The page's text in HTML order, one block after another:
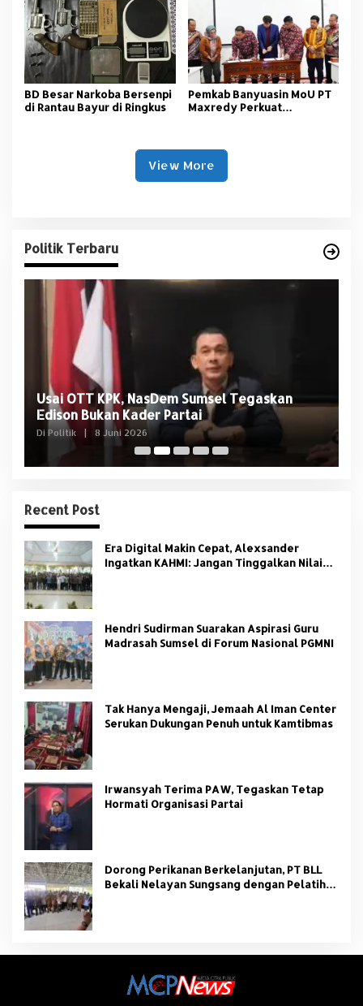
BD Besar Narkoba Bersenpi
di Rantau Bayur di Ringkus
Pemkab Banyuasin MoU PT
Maxredy Perkuat
View More
Politik Terbaru
Usai OTT KPK, NasDem Sumsel Tegaskan
Edison Bukan Kader Partai
Di Politik | 8 Juni 2026
Recent Post
Era Digital Makin Cepat, Alexsander
Ingatkan KAHMI: Jangan Tinggalkan Nilai
Hendri Sudirman Suarakan Aspirasi Guru
Madrasah Sumsel di Forum Nasional PGMNI
Tak Hanya Mengaji, Jemaah Al Iman Center
Serukan Dukungan Penuh untuk Kamtibmas
Irwansyah Terima PAW, Tegaskan Tetap
Hormati Organisasi Partai
Dorong Perikanan Berkelanjutan, PT BLL
Bekali Nelayan Sungsang dengan Pelatihan